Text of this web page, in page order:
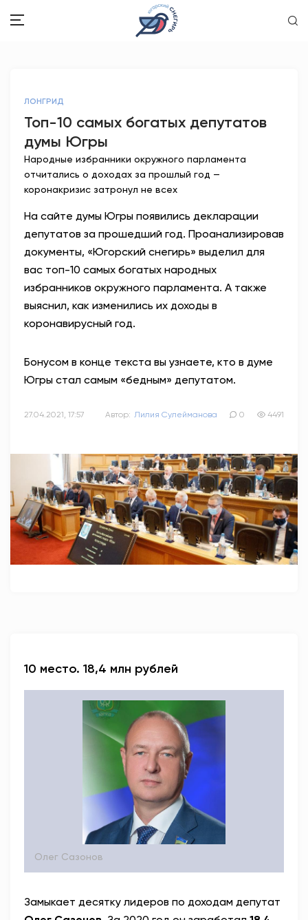
ПСИХОЛОГИЯ
СПОРТ
ВОПРОС-ОТВЕТ
ЭТО У НАС СЕМЕЙНОЕ
НОВОСТИ
82,17 94,84
Вход / Регистрация
ЛОНГРИД
Топ-10 самых богатых депутатов
думы Югры
Народные избранники окружного парламента
отчитались о доходах за прошлый год —
коронакризис затронул не всех
На сайте думы Югры появились декларации
депутатов за прошедший год. Проанализировав
документы, «Югорский снегирь» выделил для
вас топ-10 самых богатых народных
избранников окружного парламента. А также
выяснил, как изменились их доходы в
коронавирусный год.
Бонусом в конце текста вы узнаете, кто в думе
Югры стал самым «бедным» депутатом.
27.04.2021, 17:57 Автор: Лилия Сулейманова 0 4491
10 место. 18,4 млн рублей
Олег Сазонов
Замыкает десятку лидеров по доходам депутат